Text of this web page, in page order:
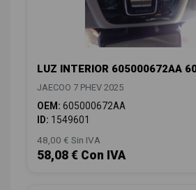
LUZ INTERIOR 605000672AA
JAECOO 7 PHEV 2025
OEM: 605000672AA
ID: 1549601
48,00 € Sin IVA
58,08 € Con IVA